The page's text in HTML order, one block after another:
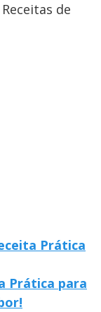
de
Prática
Prática para